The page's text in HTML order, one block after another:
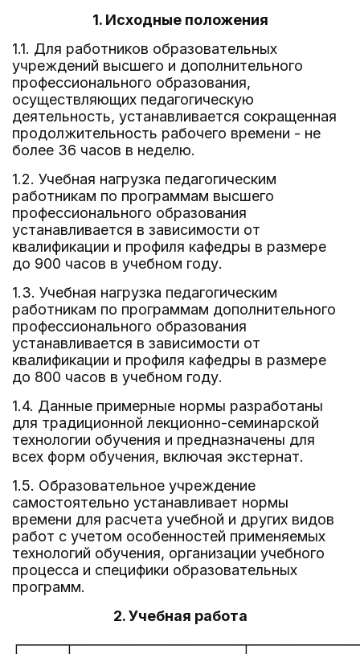
1. Исходные положения
1.1. Для работников образовательных
учреждений высшего и дополнительного
профессионального образования,
осуществляющих педагогическую
деятельность, устанавливается сокращенная
продолжительность рабочего времени - не
более 36 часов в неделю.
1.2. Учебная нагрузка педагогическим
работникам по программам высшего
профессионального образования
устанавливается в зависимости от
квалификации и профиля кафедры в размере
до 900 часов в учебном году.
1.3. Учебная нагрузка педагогическим
работникам по программам дополнительного
профессионального образования
устанавливается в зависимости от
квалификации и профиля кафедры в размере
до 800 часов в учебном году.
1.4. Данные примерные нормы разработаны
для традиционной лекционно-семинарской
технологии обучения и предназначены для
всех форм обучения, включая экстернат.
1.5. Образовательное учреждение
самостоятельно устанавливает нормы
времени для расчета учебной и других видов
работ с учетом особенностей применяемых
технологий обучения, организации учебного
процесса и специфики образовательных
программ.
2. Учебная работа
┌─────┬───────────────────┬─────────────────┬────────────────────┐
│  N  │    Виды работ     │ Норма времени в │     Примечания     │
│ п/п │                   │      часах      │                    │
├─────┼───────────────────┼─────────────────┼────────────────────┤
│  1  │         2         │        3        │         4          │
├─────┴───────────────────┴─────────────────┴────────────────────┤
│                       Аудиторные занятия                       │
├─────┬───────────────────┬─────────────────┬────────────────────┤
│2.1. │Чтение лекций (сту-│1 час за 1 акад. │                    │
│     │денты и аспиранты) │час              │                    │
├─────┼───────────────────┼─────────────────┼────────────────────┤
│2.2. │Проведение практи- │1 час на группу  │В дисплейных клас-  │
│     │ческих занятий, се-│за 1 акад. час   │сах, по медицинским,│
│     │минаров (студенты и│                 │лингвистическим и   │
│     │аспираты)          │                 │художественным дис- │
│     │                   │                 │циплинам группа мо- │
│     │                   │                 │жет делиться на 2 - │
│     │                   │                 │3 подгруппы с учетом│
│     │                   │                 │специфики подготовки│
├─────┼───────────────────┼─────────────────┼────────────────────┤
│2.3. │Проведение лабора- │1 час на группу  │Подгруппа не менее 8│
│     │торных работ       │(подгруппу) за   │чел.                │
│     │                   │1 акад. час      │По медицинским дис- │
│     │                   │                 │циплинам подгруппа  │
│     │                   │                 │может быть уменьшена│
│     │                   │                 │до 6 человек        │
├─────┼───────────────────┼─────────────────┼────────────────────┤
│2.4. │Проведение темати- │1 час за 1 ака-  │Количество препода- │
│     │ческих дискуссий,  │дем. час каждому │вателей определяет  │
│     │научно-практических│преподавателю,   │руководство образо- │
│     │конференций, дело- │участвующему в   │вательного учрежде- │
│     │вых игр, анализа   │проведении       │ния                 │
│     │конкретных ситуа-  │                 │                    │
│     │ций, решения произ-│                 │                    │
│     │водственных задач и│                 │                    │
│     │т.д.               │                 │                    │
├─────┼───────────────────┼─────────────────┼────────────────────┤
│2.5. │Проведение выездных│1 час за 1 акад. │                    │
│     │тематических заня- │час на группу    │                    │
│     │тий на предприятиях│(подгруппу)      │                    │
│     │и в организациях   │                 │                    │
├─────┴───────────────────┴─────────────────┴────────────────────┤
│                          Консультации                          │
├─────┬───────────────────┬─────────────────┬────────────────────┤
│2.6. │Проведение консуль-│От общего числа  │                    │
│     │таций по учебным   │лекционных часов │                    │
│     │дисциплинам        │на изучение каж- │                    │
│     │                   │дой дисциплины по│                    │
│     │                   │учебному плану на│                    │
│     │                   │1 группу:        │                    │
│     │                   │5% - по очной    │                    │
│     │                   │форме обучения;  │                    │
│     │                   │10% - по очно-за-│                    │
│     │                   │очной (вечерней) │                    │
│     │                   │форме обучения;  │                    │
│     │                   │15% - по заочной │                    │
│     │                   │форме обучения и │                    │
│     │                   │экстернату       │                    │
├─────┼───────────────────┼─────────────────┼────────────────────┤
│2.7. │Проведение консуль-│Перед вступитель-│                    │
│     │таций перед экзаме-│ным испытанием - │                    │
│     │нами               │2 часа на поток, │                    │
│     │                   │перед промежуточ-│                    │
│     │                   │ной аттестацией -│                    │
│     │                   │2 часа на группу,│                    │
│     │                   │перед итоговой   │                    │
│     │                   │аттестацией сту- │                    │
│     │                   │дентов и аспиран-│                    │
│     │                   │тов - 2 часа на  │                    │
│     │                   │группу           │                    │
├─────┼───────────────────┼─────────────────┼────────────────────┤
│2.8. │Индивидуальные кон-│При сроке обуче- │                    │
│     │сультации по про-  │ния              │                    │
│     │граммам дополните- │от 4 до 6 месяцев│                    │
│     │льного профессиона-│- 40 часов и при │                    │
│     │льного образования │сроке обучения   │                    │
│     │                   │от 1 до 3 месяцев│                    │
│     │                   │- 20 часов на    │                    │
│     │                   │каждого слушателя│                    │
├─────┴───────────────────┴─────────────────┴────────────────────┤
│                            Контроль                            │
├─────┬───────────────────┬─────────────────┬────────────────────┤
│2.9. │Прием устных и     │4 часа на прове- │Работу проверяет    │
│     │письменных вступи- │дение экзамена на│один преподаватель  │
│     │тельных экзаменов в│поток поступа-   │                    │
│     │вузы и выпускных   │ющих;            │                    │
│     │экзаменов на подго-│0,3 часа на про- │